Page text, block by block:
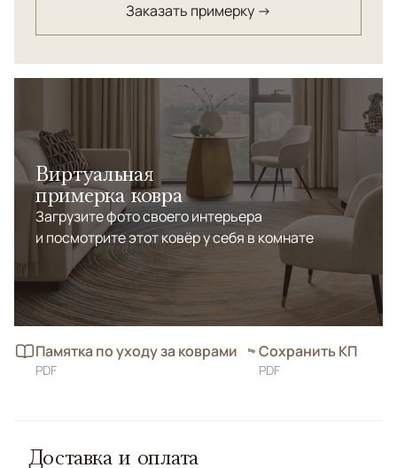
мотивов. Редчайшая цветовая палитра. Ковер
вызывает восхищение своей красотой и мастерством
исполнения.
Заказать примерку →
Виртуальная
примерка ковра
Загрузите фото своего интерьера
и посмотрите этот ковёр у себя в комнате
Памятка по уходу за коврами
PDF
Сохранить КП
PDF
Доставка и оплата